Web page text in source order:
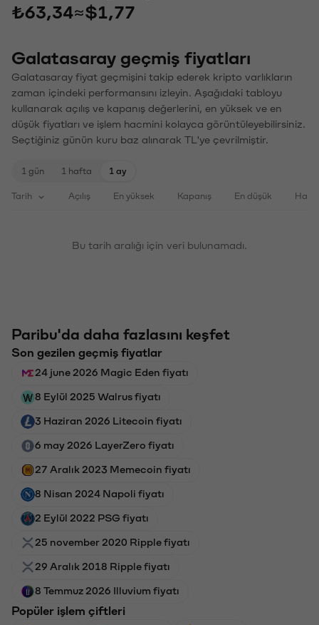
₺63,34≈$1,77
Galatasaray geçmiş fiyatları
Galatasaray fiyat geçmişini takip ederek kripto varlıkların
zaman içindeki performansını izleyin. Aşağıdaki tabloyu
kullanarak açılış ve kapanış değerlerini, en yüksek ve en
düşük fiyatları ve işlem hacmini kolayca görüntüleyebilirsiniz.
Seçtiğiniz günün kuru baz alınarak TL'ye çevrilmiştir.
1 gün 1 hafta 1 ay
Tarih Açılış En yüksek Kapanış En düşük
Bu tarih aralığı için veri bulunamadı.
Paribu'da daha fazlasını keşfet
Son gezilen geçmiş fiyatlar
24 june 2026 Magic Eden fiyatı
8 Eylül 2025 Walrus fiyatı
3 Haziran 2026 Litecoin fiyatı
6 may 2026 LayerZero fiyatı
27 Aralık 2023 Memecoin fiyatı
8 Nisan 2024 Napoli fiyatı
2 Eylül 2022 PSG fiyatı
25 november 2020 Ripple fiyatı
29 Aralık 2018 Ripple fiyatı
8 Temmuz 2026 Illuvium fiyatı
Popüler işlem çiftleri